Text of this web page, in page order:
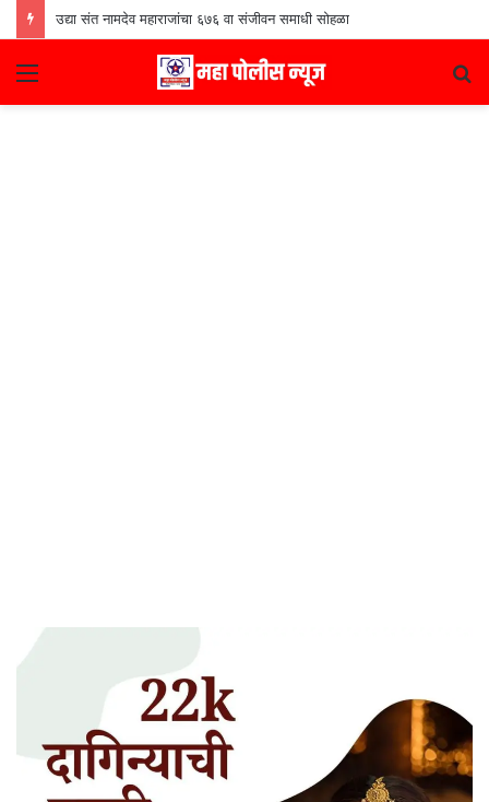
उद्या संत नामदेव महाराजांचा ६७६ वा संजीवन समाधी सोहळा
Menu